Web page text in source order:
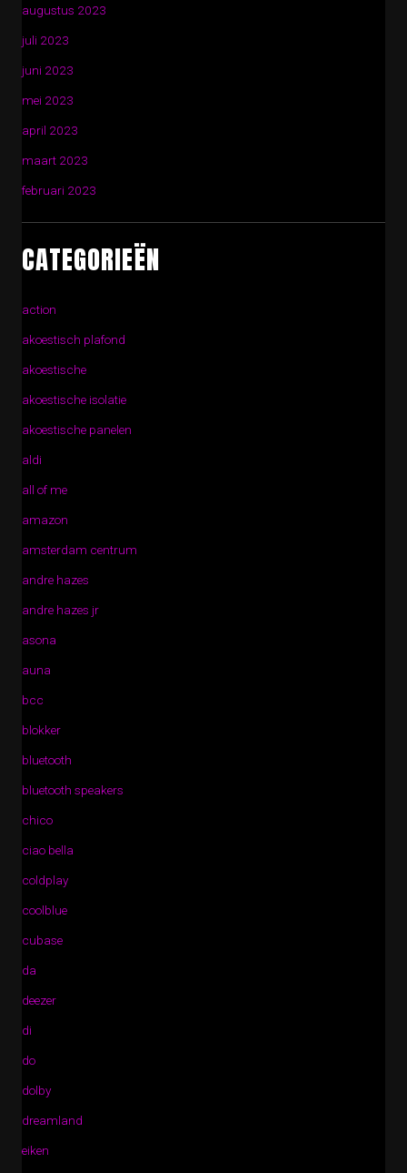
augustus 2023
juli 2023
juni 2023
mei 2023
april 2023
maart 2023
februari 2023
CATEGORIEËN
action
akoestisch plafond
akoestische
akoestische isolatie
akoestische panelen
aldi
all of me
amazon
amsterdam centrum
andre hazes
andre hazes jr
asona
auna
bcc
blokker
bluetooth
bluetooth speakers
chico
ciao bella
coldplay
coolblue
cubase
da
deezer
di
do
dolby
dreamland
eiken